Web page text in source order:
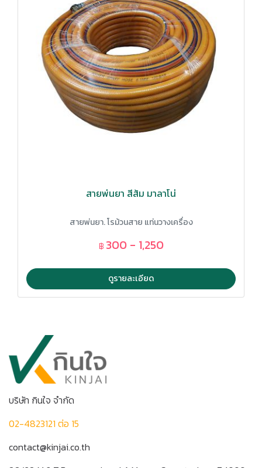
สายพ่นยา สีส้ม มาลาโน่
สายพ่นยา. โรม้วนสาย แท่นวางเครื่อง
฿ 300 - 1,250
ดูรายละเอียด
บริษัท กินใจ จำกัด
02-4823121 ต่อ 15
contact@kinjai.co.th